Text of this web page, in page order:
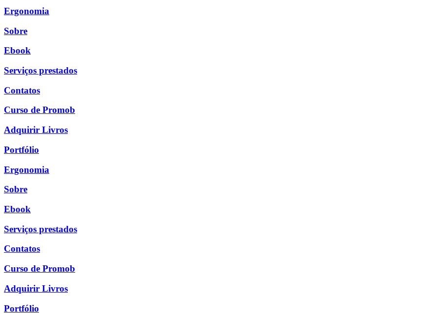
Ergonomia
Sobre
Ebook
Serviços prestados
Contatos
Curso de Promob
Adquirir Livros
Portfólio
Ergonomia
Sobre
Ebook
Serviços prestados
Contatos
Curso de Promob
Adquirir Livros
Portfólio